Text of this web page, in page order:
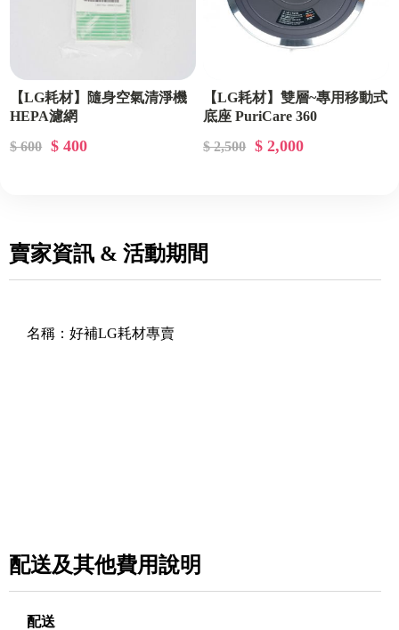
【LG耗材】隨身空氣清淨機
HEPA濾網
$ 600
$ 400
【LG耗材】雙層~專用移動式
底座 PuriCare 360
$ 2,500
$ 2,000
賣家資訊 & 活動期間
名稱： 好補LG耗材專賣
配送及其他費用說明
配送